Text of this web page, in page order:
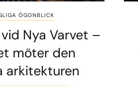
ÖGONBLICK
Nya Varvet –
möter den
arkitekturen